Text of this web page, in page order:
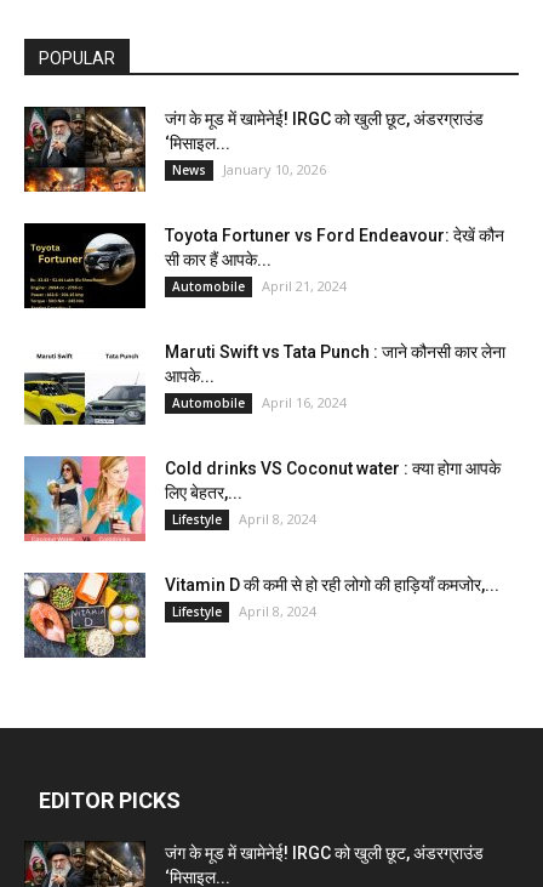
POPULAR
जंग के मूड में खामेनेई! IRGC को खुली छूट, अंडरग्राउंड
‘मिसाइल...
News January 10, 2026
Toyota Fortuner vs Ford Endeavour: देखें कौन
सी कार हैं आपके...
Automobile April 21, 2024
Maruti Swift vs Tata Punch : जाने कौनसी कार लेना
आपके...
Automobile April 16, 2024
Cold drinks VS Coconut water : क्या होगा आपके
लिए बेहतर,...
Lifestyle April 8, 2024
Vitamin D की कमी से हो रही लोगो की हाड़ियाँ कमजोर,...
Lifestyle April 8, 2024
EDITOR PICKS
जंग के मूड में खामेनेई! IRGC को खुली छूट, अंडरग्राउंड
‘मिसाइल...